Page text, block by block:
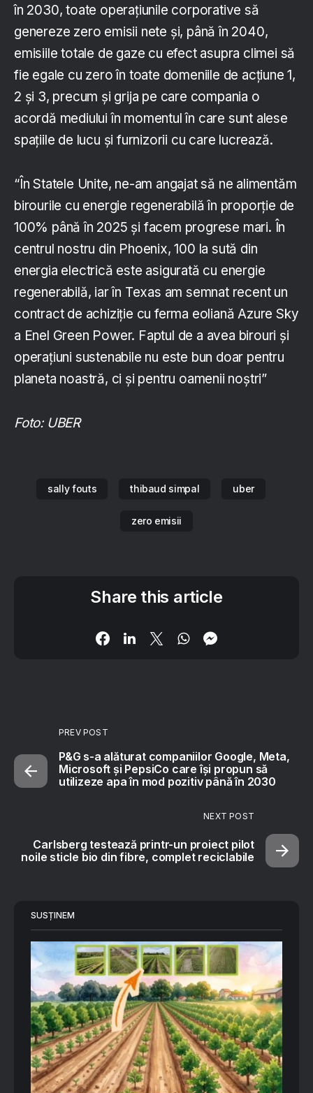
în 2030, toate operațiunile corporative să
genereze zero emisii nete și, până în 2040,
emisiile totale de gaze cu efect asupra climei să
fie egale cu zero în toate domeniile de acțiune 1,
2 și 3, precum și grija pe care compania o
acordă mediului în momentul în care sunt alese
spațiile de lucu și furnizorii cu care lucrează.
“În Statele Unite, ne-am angajat să ne alimentăm
birourile cu energie regenerabilă în proporție de
100% până în 2025 și facem progrese mari. În
centrul nostru din Phoenix, 100 la sută din
energia electrică este asigurată cu energie
regenerabilă, iar în Texas am semnat recent un
contract de achiziție cu ferma eoliană Azure Sky
a Enel Green Power. Faptul de a avea birouri și
operațiuni sustenabile nu este bun doar pentru
planeta noastră, ci și pentru oamenii noștri”
Foto: UBER
sally fouts thibaud simpal uber
zero emisii
Share this article
PREV POST
P&G s-a alăturat companiilor Google, Meta,
Microsoft și PepsiCo care își propun să
utilizeze apa în mod pozitiv până în 2030
NEXT POST
Carlsberg testează printr-un proiect pilot
noile sticle bio din fibre, complet reciclabile
SUSȚINEM